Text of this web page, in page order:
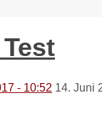
- 10:52 14. Juni